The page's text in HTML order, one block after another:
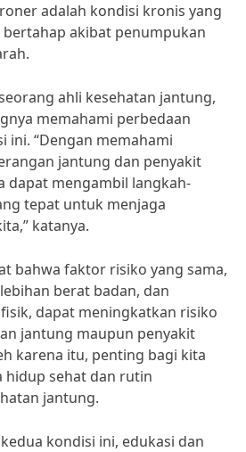
adalah kondisi kronis yang
akibat penumpukan
ahli kesehatan jantung,
memahami perbedaan
ini. “Dengan memahami
jantung dan penyakit
dapat mengambil langkah-
tepat untuk menjaga
katanya.
bahwa faktor risiko yang sama,
berat badan, dan
dapat meningkatkan risiko
jantung maupun penyakit
karena itu, penting bagi kita
hidup sehat dan rutin
jantung.
kondisi ini, edukasi dan